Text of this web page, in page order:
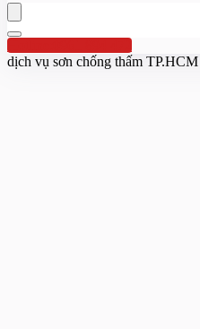
Hotline:0961 894 472
dịch vụ sơn chống thấm TP.HCM